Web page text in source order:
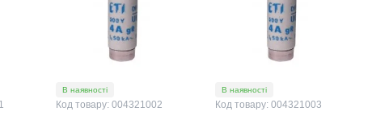
В наявності
Код товару: 004321002
В наявності
Код товару: 004321003